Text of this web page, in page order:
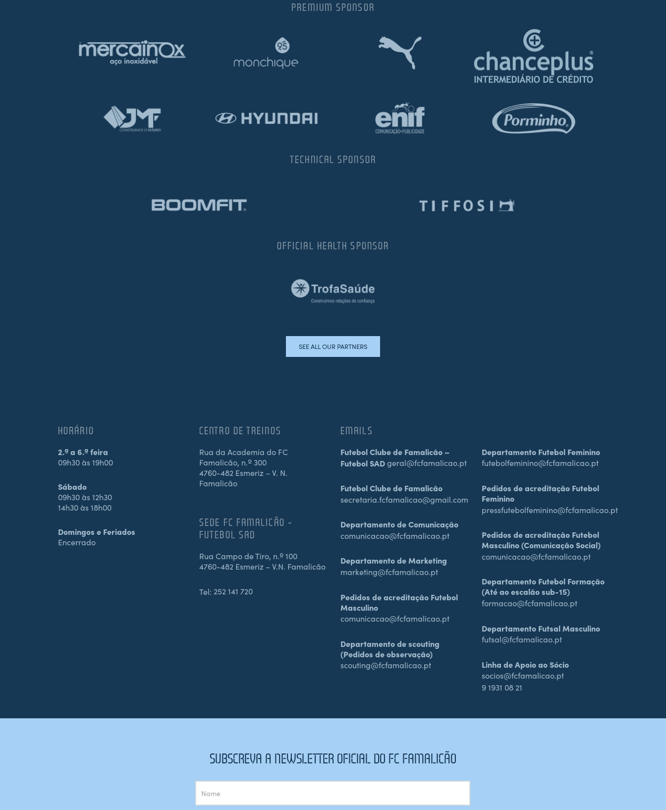
PREMIUM SPONSOR
TECHNICAL SPONSOR
OFFICIAL HEALTH SPONSOR
SEE ALL OUR PARTNERS
HORÁRIO
2.ª a 6.ª feira
09h30 às 19h00
Sábado
09h30 às 12h30
14h30 às 18h00
Domingos e Feriados
Encerrado
CENTRO DE TREINOS
Rua da Academia do FC
Famalicão, n.º 300
4760-482 Esmeriz – V. N.
Famalicão
SEDE FC FAMALICÃO –
FUTEBOL SAD
Rua Campo de Tiro, n.º 100
4760-482 Esmeriz – V.N. Famalicão
Tel: 252 141 720
EMAILS
Futebol Clube de Famalicão –
Futebol SADgeral@fcfamalicao.pt
Futebol Clube de Famalicão
secretaria.fcfamalicao@gmail.com
Departamento de Comunicação
comunicacao@fcfamalicao.pt
Departamento de Marketing
marketing@fcfamalicao.pt
Pedidos de acreditação Futebol
Masculino
comunicacao@fcfamalicao.pt
Departamento de scouting
(Pedidos de observação)
scouting@fcfamalicao.pt
Departamento Futebol Feminino
futebolfeminino@fcfamalicao.pt
Pedidos de acreditação Futebol
Feminino
pressfutebolfeminino@fcfamalicao.pt
Pedidos de acreditação Futebol
Masculino (Comunicação Social)
comunicacao@fcfamalicao.pt
Departamento Futebol Formação
(Até ao escalão sub-15)
formacao@fcfamalicao.pt
Departamento Futsal Masculino
futsal@fcfamalicao.pt
Linha de Apoio ao Sócio
socios@fcfamalicao.pt
9 1931 08 21
SUBSCREVA A NEWSLETTER OFICIAL DO FC FAMALICÃO